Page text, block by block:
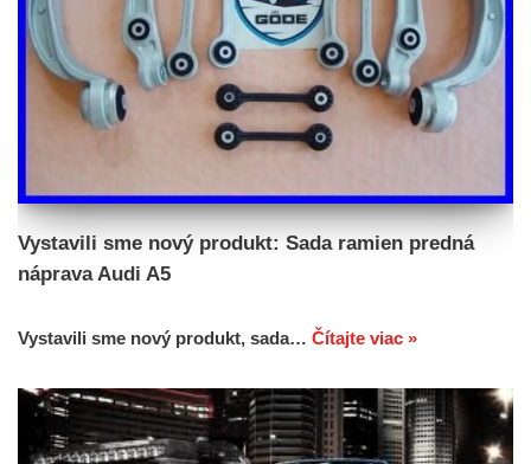
Vystavili sme nový produkt: Sada ramien predná
náprava Audi A5
Vystavili sme nový produkt, sada… Čítajte viac »